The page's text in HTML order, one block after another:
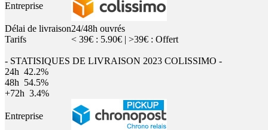
Entreprise
Délai de livraison24/48h ouvrés
Tarifs
< 39€ : 5.90€ | >39€ : Offert
- STATISIQUES DE LIVRAISON 2023 COLISSIMO -
24h 42.2%
48h 54.5%
+72h 3.4%
Entreprise